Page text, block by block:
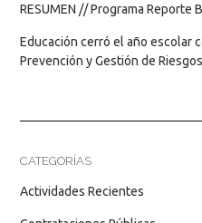
RESUMEN // Programa Reporte
Educación cerró el año escolar
Prevención y Gestión de Riesgos
CATEGORÍAS
Actividades Recientes